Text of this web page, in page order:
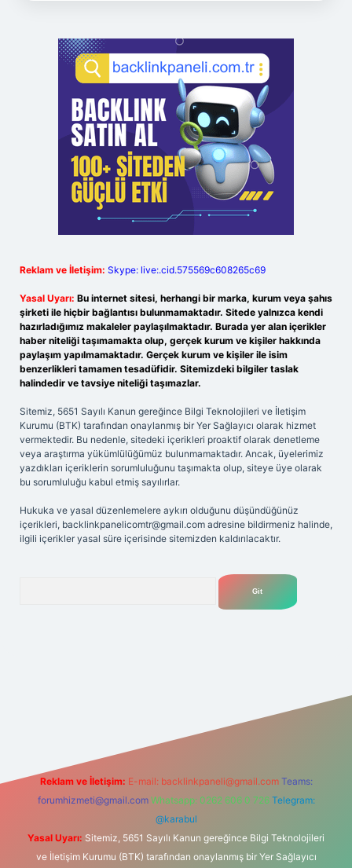
Reklam ve İletişim: Skype: live:.cid.575569c608265c69
Yasal Uyarı: Bu internet sitesi, herhangi bir marka, kurum veya şahıs
şirketi ile hiçbir bağlantısı bulunmamaktadır. Sitede yalnızca kendi
hazırladığımız makaleler paylaşılmaktadır. Burada yer alan içerikler
haber niteliği taşımamakta olup, gerçek kurum ve kişiler hakkında
paylaşım yapılmamaktadır. Gerçek kurum ve kişiler ile isim
benzerlikleri tamamen tesadüfidir. Sitemizdeki bilgiler taslak
halindedir ve tavsiye niteliği taşımazlar.
Sitemiz, 5651 Sayılı Kanun gereğince Bilgi Teknolojileri ve İletişim
Kurumu (BTK) tarafından onaylanmış bir Yer Sağlayıcı olarak hizmet
vermektedir. Bu nedenle, sitedeki içerikleri proaktif olarak denetleme
veya araştırma yükümlülüğümüz bulunmamaktadır. Ancak, üyelerimiz
yazdıkları içeriklerin sorumluluğunu taşımakta olup, siteye üye olarak
bu sorumluluğu kabul etmiş sayılırlar.
Hukuka ve yasal düzenlemelere aykırı olduğunu düşündüğünüz
içerikleri, backlinkpanelicomtr@gmail.com adresine bildirmeniz halinde,
ilgili içerikler yasal süre içerisinde sitemizden kaldırılacaktır.
Reklam ve İletişim: E-mail: backlinkpaneli@gmail.com Teams:
forumhizmeti@gmail.com Whatsapp: 0262 606 0 726 Telegram:
@karabul
Yasal Uyarı: Sitemiz, 5651 Sayılı Kanun gereğince Bilgi Teknolojileri
ve İletişim Kurumu (BTK) tarafından onaylanmış bir Yer Sağlayıcı